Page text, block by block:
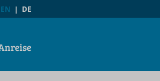
EN | DE